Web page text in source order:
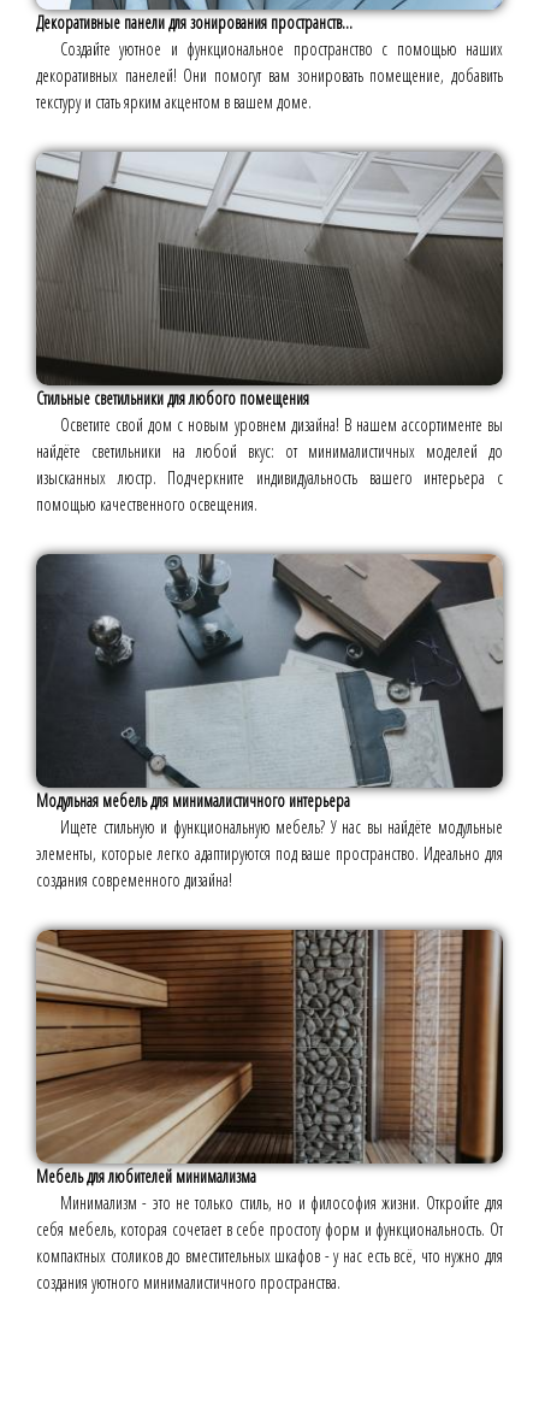
Декоративные панели для зонирования пространств...
Создайте уютное и функциональное пространство с помощью наших
декоративных панелей! Они помогут вам зонировать помещение, добавить
текстуру и стать ярким акцентом в вашем доме.
Стильные светильники для любого помещения
Осветите свой дом с новым уровнем дизайна! В нашем ассортименте вы
найдёте светильники на любой вкус: от минималистичных моделей до
изысканных люстр. Подчеркните индивидуальность вашего интерьера с
помощью качественного освещения.
Модульная мебель для минималистичного интерьера
Ищете стильную и функциональную мебель? У нас вы найдёте модульные
элементы, которые легко адаптируются под ваше пространство. Идеально для
создания современного дизайна!
Мебель для любителей минимализма
Минимализм - это не только стиль, но и философия жизни. Откройте для
себя мебель, которая сочетает в себе простоту форм и функциональность. От
компактных столиков до вместительных шкафов - у нас есть всё, что нужно для
создания уютного минималистичного пространства.